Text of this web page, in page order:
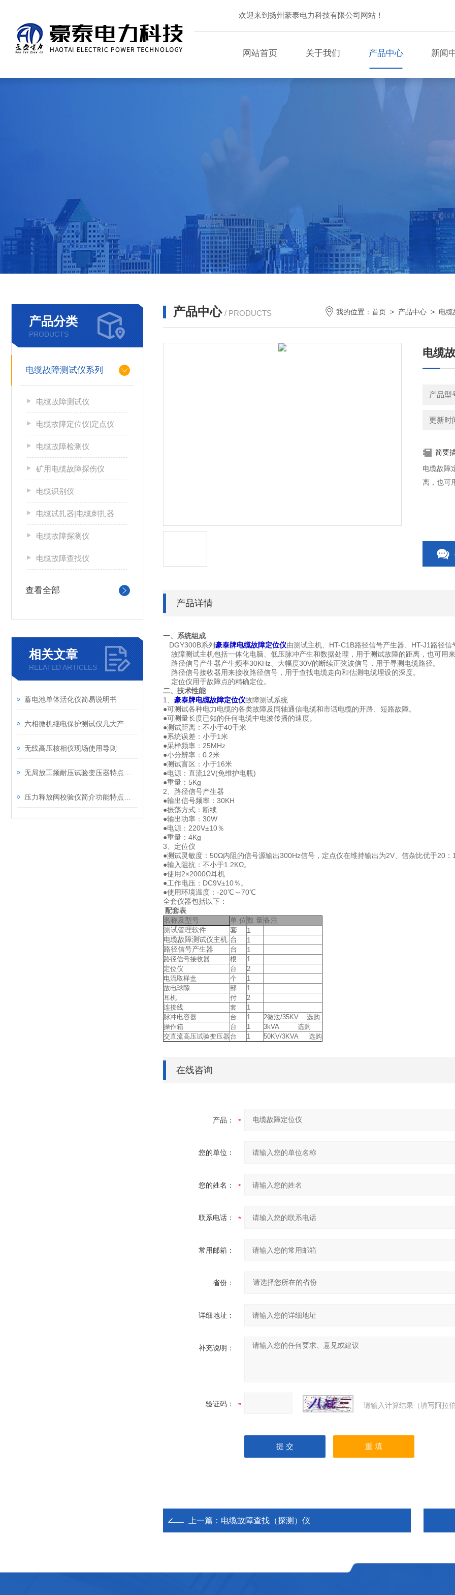
欢迎来到扬州豪泰电力科技有限公司网站！
网站首页 关于我们 产品中心 新闻
产品分类
PRODUCTS
电缆故障测试仪系列
电缆故障测试仪
电缆故障定位仪|定点仪
电缆故障检测仪
矿用电缆故障探伤仪
电缆识别仪
电缆试扎器|电缆刺扎器
电缆故障探测仪
电缆故障查找仪
查看全部
相关文章
RELATED ARTICLES
蓄电池单体活化仪简易说明书
无线高压核相仪现场使用导则
产品中心 / PRODUCTS 我的位置： 首页 > 产品中心 > 电缆
电缆
产品型
更新时
简要
电缆故障
离，也可
产品详情
一、系统组成
DGY300B系列豪泰牌电缆故障定位仪由测试主机、HT-C1B路径信号产生器、HT-J1路径信
故障测试主机包括一体化电脑、低压脉冲产生和数据处理，用于测试故障的距离，也可用
路径信号产生器产生频率30KHz、大幅度30V的断续正弦波信号，用于寻测电缆路径。
路径信号接收器用来接收路径信号，用于查找电缆走向和估测电缆埋设的深度。
定位仪用于故障点的精确定位。
二、技术性能
1、 豪泰牌电缆故障定位仪故障测试系统
●可测试各种电力电缆的各类故障及同轴通信电缆和市话电缆的开路、短路故障。
●可测量长度已知的任何电缆中电波传播的速度。
●测试距离：不小于40千米
●系统误差：小于1米
●采样频率：25MHz
●小分辨率：0.2米
●测试盲区：小于16米
●电源：直流12V(免维护电瓶)
●重量：5Kg
2、路径信号产生器
●输出信号频率：30KH
●振荡方式：断续
●输出功率：30W
●电源：220V±10％
●重量：4Kg
3、定位仪
●测试灵敏度：50Ω内阻的信号源输出300Hz信号，定点仪在维持输出为2V、信杂比优于20：
●输入阻抗：不小于1.2KΩ。
●使用2×2000Ω耳机
●工作电压：DC9V±10％。
●使用环境温度：-20℃～70℃
全套仪器包括以下：
配套表
名称及型号
单 位数 量备注
测试管理软件 套
1
电缆故障测试仪主机 台
1
路径信号产生器
台 1
路径信号接收器 根
1
定位仪
台
2
电流取样盒
个
1
放电球隙
部
1
耳机
付
2
连接线
套
1
脉冲电容器
台 1
2微法/35KV 选购
操作箱
台 1
3kVA 选购
交直流高压试验变压器 台 1 50KV/3KVA 选购
在线咨询
产品：
您的单位：
您的姓名：
联系电话：
常用邮箱：
省份：
详细地址：
补充说明：
验证码： 请输入计算结果（填写阿拉
上一篇： 电缆故障查找（探测）仪